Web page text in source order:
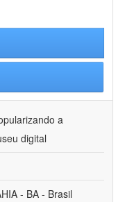
a
digital
- BA - Brasil